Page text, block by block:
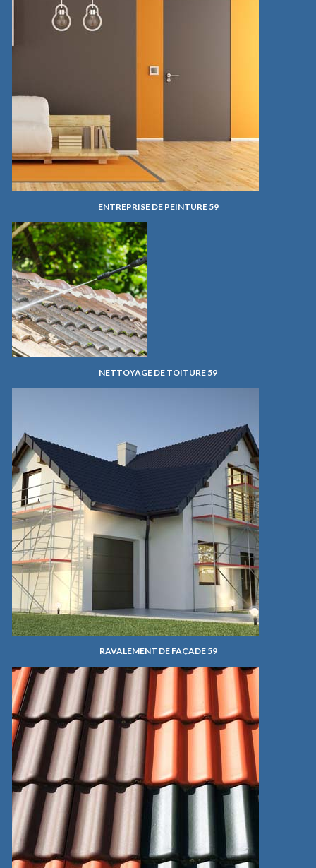
ENTREPRISE DE PEINTURE 59
NETTOYAGE DE TOITURE 59
RAVALEMENT DE FAÇADE 59